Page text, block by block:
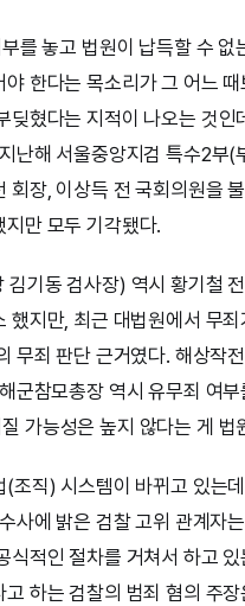
를 놓고 법원이 납득할 수
한다는 목소리가 그 어느
딪혔다는 지적이 나오는 것
난해 서울중앙지검 특수2부
회장, 이상득 전 국회의원을
만 모두 기각됐다.
김기동 검사장) 역시 황기철
했지만, 최근 대법원에서 무
무죄 판단 근거였다. 해상작
군참모총장 역시 유무죄 여
가능성은 높지 않다는 게 법
조직) 시스템이 바뀌고 있는
사에 밝은 검찰 고위 관계자
식적인 절차를 거쳐서 하고
하는 검찰의 범죄 혐의 주장